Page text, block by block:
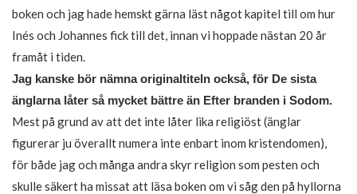
boken och jag hade hemskt gärna läst något kapitel till om hur
Inés och Johannes fick till det, innan vi hoppade nästan 20 år
framåt i tiden.
Jag kanske bör nämna originaltiteln också, för De sista
änglarna låter så mycket bättre än Efter branden i Sodom.
Mest på grund av att det inte låter lika religiöst (änglar
figurerar ju överallt numera inte enbart inom kristendomen),
för både jag och många andra skyr religion som pesten och
skulle säkert ha missat att läsa boken om vi såg den på hyllorna